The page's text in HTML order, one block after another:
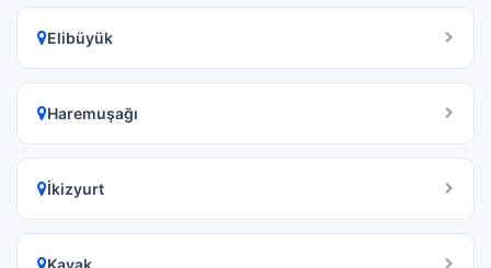
Elibüyük
Haremuşağı
İkizyurt